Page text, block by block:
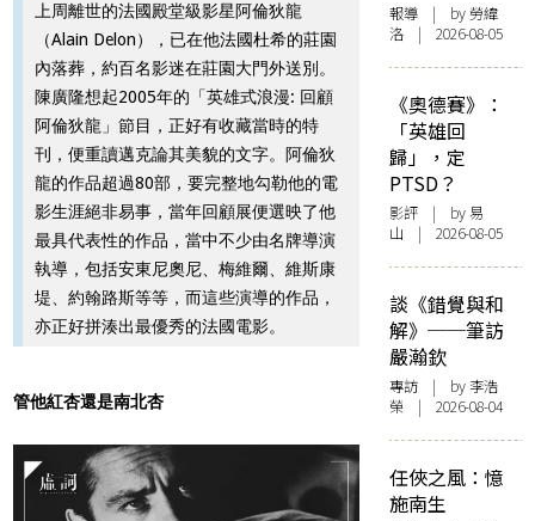
上周離世的法國殿堂級影星阿倫狄龍
（Alain Delon），已在他法國杜希的莊園
內落葬，約百名影迷在莊園大門外送別。
陳廣隆想起2005年的「英雄式浪漫: 回顧
阿倫狄龍」節目，正好有收藏當時的特
刊，便重讀邁克論其美貌的文字。阿倫狄
龍的作品超過80部，要完整地勾勒他的電
影生涯絕非易事，當年回顧展便選映了他
最具代表性的作品，當中不少由名牌導演
執導，包括安東尼奧尼、梅維爾、維斯康
堤、約翰路斯等等，而這些演導的作品，
亦正好拼湊出最優秀的法國電影。
管他紅杏還是南北杏
報導 | by 勞緯
洛 | 2026-08-05
《奧德賽》：
「英雄回
歸」，定
PTSD？
影評 | by 易
山 | 2026-08-05
談《錯覺與和
解》──筆訪
嚴瀚欽
專訪 | by 李浩
榮 | 2026-08-04
任俠之風：憶
施南生